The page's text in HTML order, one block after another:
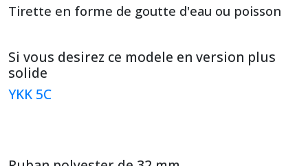
Tirette en forme de goutte d'eau ou poisson
Si vous desirez ce modele en version plus
solide
YKK 5C